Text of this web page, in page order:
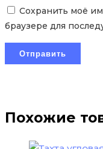
Сохранить моё
браузере для
Похожие